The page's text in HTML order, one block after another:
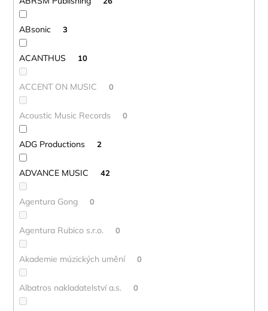
ABsonic 3
ACANTHUS 10
ACCENT ON MUSIC 0
Acoustic Music Records 0
ADG Productions 2
ADVANCE MUSIC 42
Agentura Gong 0
Agentura Rubico s.r.o. 0
Akademie múzických umění 0
Albatros nakladatelství a.s. 0